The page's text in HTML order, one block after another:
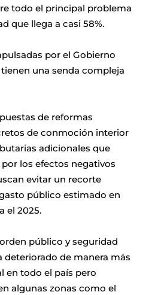
todo el principal problema
que llega a casi 58%.
por el Gobierno
una senda compleja
de reformas
de conmoción interior
adicionales que
los efectos negativos
evitar un recorte
público estimado en
el 2025.
público y seguridad
deteriorado de manera más
en todo el país pero
algunas zonas como el